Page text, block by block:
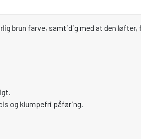
brun farve, samtidig med at den
og klumpefri påføring.